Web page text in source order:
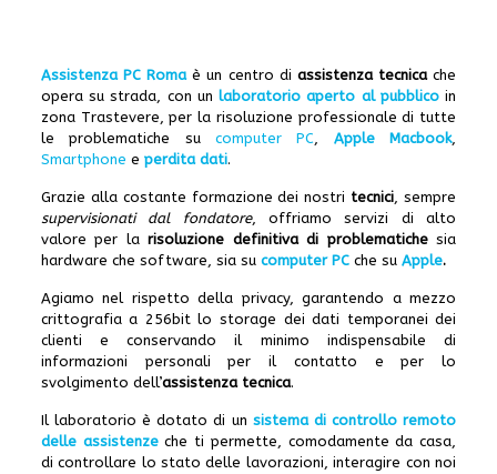
Assistenza PC Romaè un centro di assistenza tecnicache
opera su strada, con unlaboratorio aperto al pubblicoin
zona Trastevere, per la risoluzione professionale di tutte
le problematiche su computer PC, Apple Macbook,
Smartphone e perdita dati.
Grazie alla costante formazione dei nostri tecnici, sempre
supervisionati dal fondatore, offriamo servizi di alto
valore per larisoluzione definitiva di problematichesia
hardware che software, sia su computer PC che su Apple.
Agiamo nel rispetto della privacy, garantendo a mezzo
crittografia a 256bit lo storage dei dati temporanei dei
clienti e conservando il minimo indispensabile di
informazioni personali per il contatto e per lo
svolgimento dell’assistenza tecnica.
Il laboratorio è dotato di un sistema di controllo remoto
delle assistenze che ti permette, comodamente da casa,
di controllare lo stato delle lavorazioni, interagire con noi